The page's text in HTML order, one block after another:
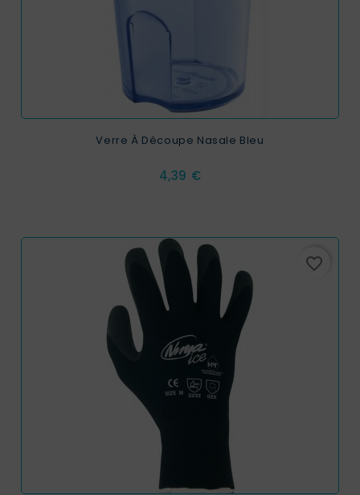
Verre À Découpe Nasale Bleu
Prix
4,39 €
favorite_border